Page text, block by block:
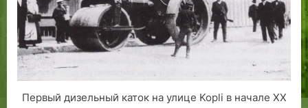
Первый дизельный каток на улице Kopli в начале XX